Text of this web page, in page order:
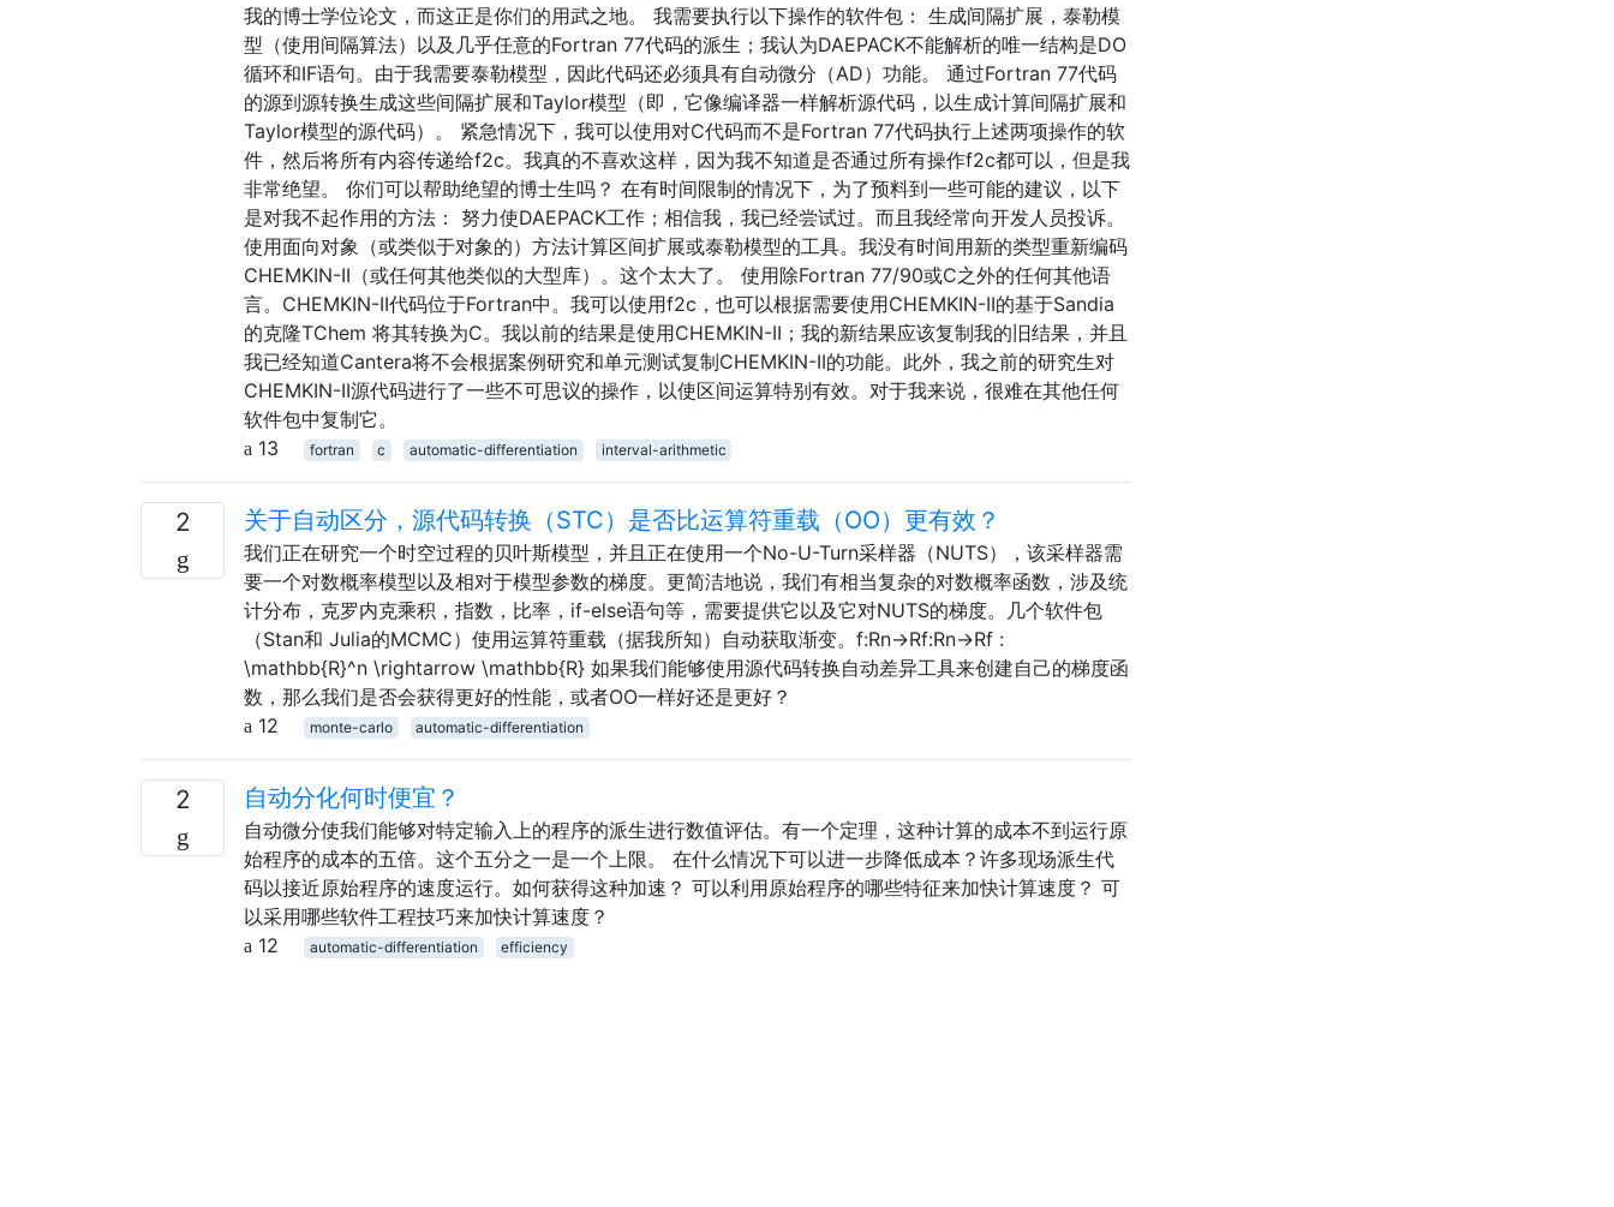
我的博士学位论文，而这正是你们的用武之地。 我需要执行以下操作的软件包： 生成间隔扩展，泰勒模
型（使用间隔算法）以及几乎任意的Fortran 77代码的派生；我认为DAEPACK不能解析的唯一结构是DO
循环和IF语句。由于我需要泰勒模型，因此代码还必须具有自动微分（AD）功能。 通过Fortran 77代码
的源到源转换生成这些间隔扩展和Taylor模型（即，它像编译器一样解析源代码，以生成计算间隔扩展和
Taylor模型的源代码）。 紧急情况下，我可以使用对C代码而不是Fortran 77代码执行上述两项操作的软
件，然后将所有内容传递给f2c。我真的不喜欢这样，因为我不知道是否通过所有操作f2c都可以，但是我
非常绝望。 你们可以帮助绝望的博士生吗？ 在有时间限制的情况下，为了预料到一些可能的建议，以下
是对我不起作用的方法： 努力使DAEPACK工作；相信我，我已经尝试过。而且我经常向开发人员投诉。
使用面向对象（或类似于对象的）方法计算区间扩展或泰勒模型的工具。我没有时间用新的类型重新编码
CHEMKIN-II（或任何其他类似的大型库）。这个太大了。 使用除Fortran 77/90或C之外的任何其他语
言。CHEMKIN-II代码位于Fortran中。我可以使用f2c，也可以根据需要使用CHEMKIN-II的基于Sandia
的克隆TChem 将其转换为C。我以前的结果是使用CHEMKIN-II；我的新结果应该复制我的旧结果，并且
我已经知道Cantera将不会根据案例研究和单元测试复制CHEMKIN-II的功能。此外，我之前的研究生对
CHEMKIN-II源代码进行了一些不可思议的操作，以使区间运算特别有效。对于我来说，很难在其他任何
软件包中复制它。
13
fortran c automatic-differentiation interval-arithmetic
2 关于自动区分，源代码转换（STC）是否比运算符重载（OO）更有效？
我们正在研究一个时空过程的贝叶斯模型，并且正在使用一个No-U-Turn采样器（NUTS），该采样器需
要一个对数概率模型以及相对于模型参数的梯度。更简洁地说，我们有相当复杂的对数概率函数，涉及统
计分布，克罗内克乘积，指数，比率，if-else语句等，需要提供它以及它对NUTS的梯度。几个软件包
（Stan和 Julia的MCMC）使用运算符重载（据我所知）自动获取渐变。f:Rn→Rf:Rn→Rf :
\mathbb{R}^n \rightarrow \mathbb{R} 如果我们能够使用源代码转换自动差异工具来创建自己的梯度函
数，那么我们是否会获得更好的性能，或者OO一样好还是更好？
12
monte-carlo automatic-differentiation
2 自动分化何时便宜？
自动微分使我们能够对特定输入上的程序的派生进行数值评估。有一个定理，这种计算的成本不到运行原
始程序的成本的五倍。这个五分之一是一个上限。 在什么情况下可以进一步降低成本？许多现场派生代
码以接近原始程序的速度运行。如何获得这种加速？ 可以利用原始程序的哪些特征来加快计算速度？ 可
以采用哪些软件工程技巧来加快计算速度？
12
automatic-differentiation efficiency